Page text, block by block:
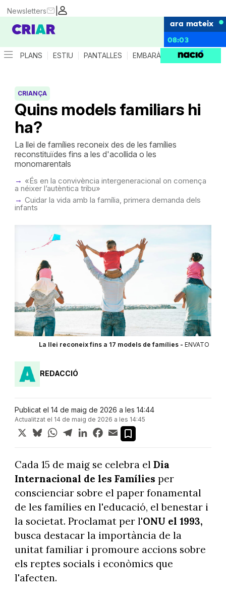
|
Newsletters
ara mateix
08:03
PLANS ESTIU PANTALLES EMBARÀS CRIANÇA
Quins models familiars hi
ha?
CRIANÇA
La llei de famílies reconeix des de les famílies
reconstituïdes fins a les d'acollida o les
monomarentals
«És en la convivència intergeneracional on comença
a néixer l’autèntica tribu»
Cuidar la vida amb la família, primera demanda dels
infants
La llei reconeix fins a 17 models de famílies - ENVATO
REDACCIÓ
Publicat el 14 de maig de 2026 a les 14:44
Actualitzat el 14 de maig de 2026 a les 14:45
X BlueskyWhatsApp
TelegramLinkedInFacebook
Email
Cada 15 de maig se celebra el Dia
Internacional de les Famílies per
conscienciar sobre el paper fonamental
de les famílies en l'educació, el benestar i
la societat. Proclamat per l'ONU el 1993,
busca destacar la importància de la
unitat familiar i promoure accions sobre
els reptes socials i econòmics que
l'afecten.